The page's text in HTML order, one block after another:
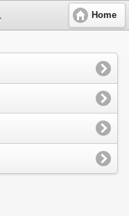
Home